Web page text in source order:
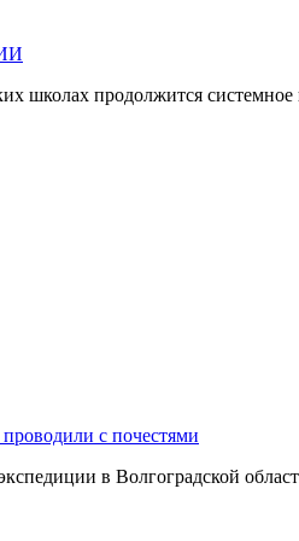
школах продолжится
с почестями
в Волгоградской